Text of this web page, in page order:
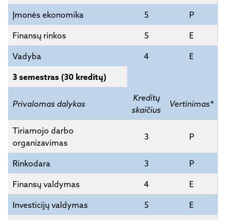
Įmonės ekonomika 5 P
Finansų rinkos 5 E
Vadyba 4 E
3 semestras (30 kreditų)
Privalomas dalykas
Kreditų
skaičius
Vertinimas*
Tiriamojo darbo
organizavimas
3 P
Rinkodara 3 P
Finansų valdymas 4 E
Investicijų valdymas 5 E